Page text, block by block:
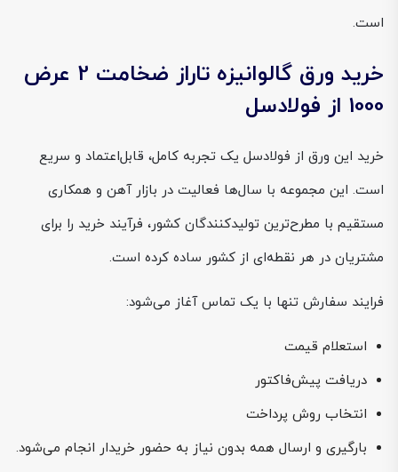
است.
خرید ورق گالوانیزه تاراز ضخامت 2 عرض
1000 از فولادسل
خرید این ورق از فولادسل یک تجربه کامل، قابل‌اعتماد و سریع
است. این مجموعه با سال‌ها فعالیت در بازار آهن و همکاری
مستقیم با مطرح‌ترین تولیدکنندگان کشور، فرآیند خرید را برای
مشتریان در هر نقطه‌ای از کشور ساده کرده است.
فرایند سفارش تنها با یک تماس آغاز می‌شود:
استعلام قیمت
دریافت پیش‌فاکتور
انتخاب روش پرداخت
بارگیری و ارسال همه بدون نیاز به حضور خریدار انجام می‌شود.